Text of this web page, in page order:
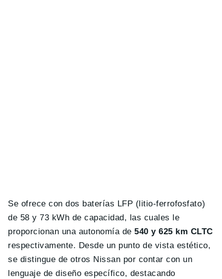
Se ofrece con dos baterías LFP (litio-ferrofosfato)
de 58 y 73 kWh de capacidad, las cuales le
proporcionan una autonomía de540 y 625 km CLTC
respectivamente. Desde un punto de vista estético,
se distingue de otros Nissan por contar con un
lenguaje de diseño específico, destacando